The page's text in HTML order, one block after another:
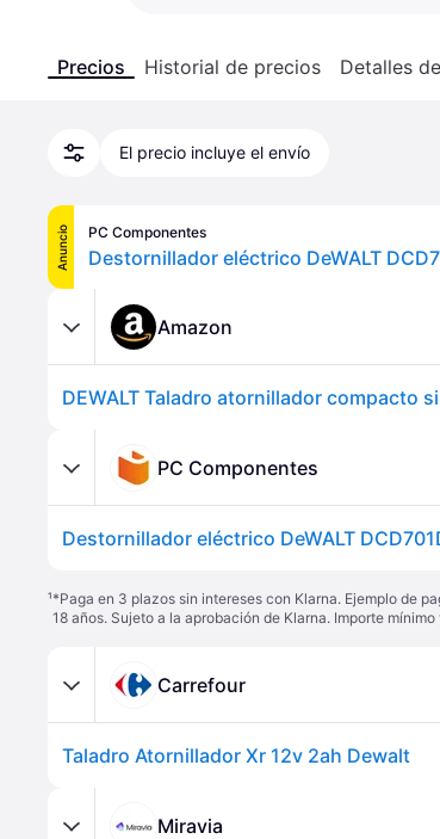
Precios Historial de precios Detalles
El precio incluye el envío
Anuncio PC Componentes
Destornillador eléctrico DeWALT
Amazon
PC Componentes
Destornillador eléctrico DeWALT
¹*Paga en 3 plazos sin intereses con Klarna. Ejemplo de
18 años. Sujeto a la aprobación de Klarna. Importe
Carrefour
Taladro Atornillador Xr 12v 2ah Dewalt
Miravia